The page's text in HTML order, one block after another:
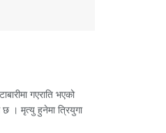
गएराति भएको
छ । मृत्यु हुनेमा त्रियुगा